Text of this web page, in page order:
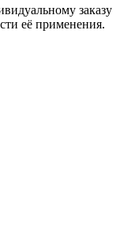
заказу
её применения.